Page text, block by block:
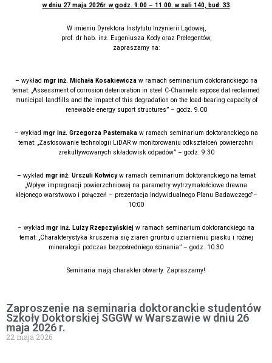
w dniu 27 maja 2026r. w godz. 9.00 – 11.00. w sali 140, bud. 33
W imieniu Dyrektora Instytutu Inżynierii Lądowej,
prof. dr hab. inż. Eugeniusza Kody oraz Prelegentów,
zapraszamy na:
– wykład mgr inż. Michała Kosakiewiczaw ramach seminarium doktoranckiego na
temat: „Assessment of corrosion deterioration in steel C-Channels expose dat reclaimed
municipal landfills and the impact of this degradation on the load-bearing capacity of
renewable energy suport structures” – godz. 9.00
– wykład mgr inż. Grzegorza Pasternakaw ramach seminarium doktoranckiego na
temat: „Zastosowanie technologii LiDAR w monitorowaniu odkształceń powierzchni
zrekultywowanych składowisk odpadów” – godz. 9.30
– wykład mgr inż. Urszuli Kotwicyw ramach seminarium doktoranckiego na temat
„Wpływ impregnacji powierzchniowej na parametry wytrzymałościowe drewna
klejonego warstwowo i połączeń – prezentacja Indywidualnego Planu Badawczego”–
10:00
– wykład mgr inż. Luizy Rzepczyńskiej w ramach seminarium doktoranckiego na
temat: „Charakterystyka kruszenia się ziaren gruntu o uziarnieniu piasku i różnej
mineralogii podczas bezpośredniego ścinania” – godz. 10.30
Seminaria mają charakter otwarty. Zapraszamy!
Zaproszenie na seminaria doktoranckie studentów
Szkoły Doktorskiej SGGW w Warszawie w dniu 26
maja 2026 r.
22 maja 2026